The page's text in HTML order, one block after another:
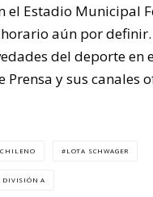
el Estadio Municipal
horario aún por
del deporte en
Prensa y sus canales
LOTA SCHWAGER
DIVISIÓN A